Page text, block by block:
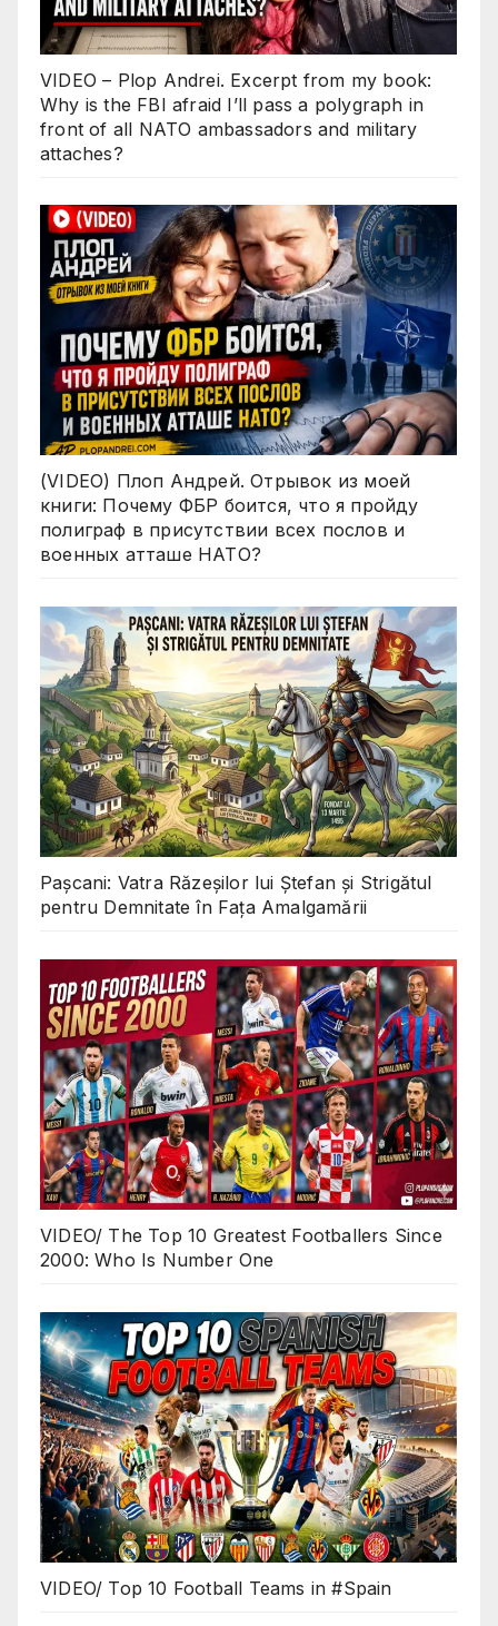
VIDEO – Plop Andrei. Excerpt from my book:
Why is the FBI afraid I’ll pass a polygraph in
front of all NATO ambassadors and military
attaches?
(VIDEO) Плоп Андрей. Отрывок из моей
книги: Почему ФБР боится, что я пройду
полиграф в присутствии всех послов и
военных атташе НАТО?
Pașcani: Vatra Răzeșilor lui Ștefan și Strigătul
pentru Demnitate în Fața Amalgamării
VIDEO/ The Top 10 Greatest Footballers Since
2000: Who Is Number One
VIDEO/ Top 10 Football Teams in #Spain